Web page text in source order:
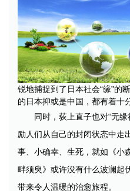
锐地捕捉到了日本社会“缘”的
的日本抑或是中国，都有着十
同时，荻上直子也对“无
励人们从自己的封闭状态中走
事、小确幸、生死，就如《小
畔须臾》或许没有什么波澜起
带来令人温暖的治愈旅程。